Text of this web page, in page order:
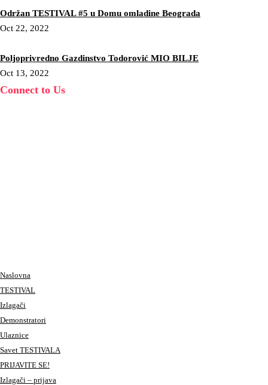
Održan TESTIVAL #5 u Domu omladine Beograda
Oct 22, 2022
Poljoprivredno Gazdinstvo Todorović MIO BILJE
Oct 13, 2022
Connect to Us
Naslovna
TESTIVAL
Izlagači
Demonstratori
Ulaznice
Savet TESTIVALA
PRIJAVITE SE!
Izlagači – prijava